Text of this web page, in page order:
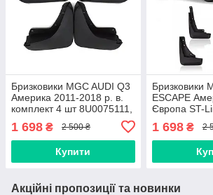
Бризковики MGC AUDI Q3
Америка 2011-2018 р. в.
комплект 4 шт 8U0075111,
1 698 ₴ 2 500 ₴
Купити
Бризковики
ESCAPE
Європа ST-
Куга,
в. комплект
5721256
1 698₴ 2
Акційні пропозиції та новинки